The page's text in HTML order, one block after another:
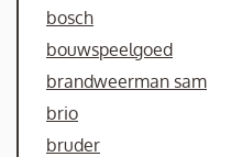
bosch
bouwspeelgoed
brandweerman sam
brio
bruder